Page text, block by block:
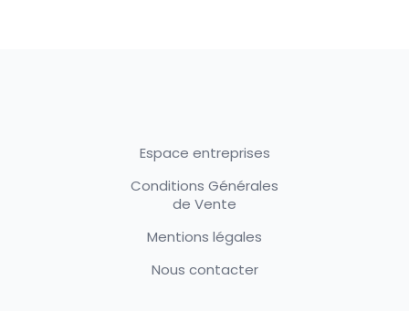
Espace entreprises
Conditions Générales
de Vente
Mentions légales
Nous contacter